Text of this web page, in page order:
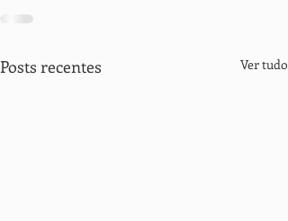
Posts recentes Ver tudo